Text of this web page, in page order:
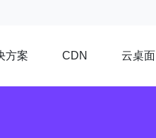
方案 CDN 云桌面